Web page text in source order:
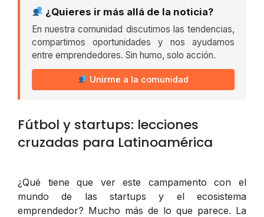
¿Quieres ir más allá de la noticia?
En nuestra comunidad discutimos las tendencias,
compartimos oportunidades y nos ayudamos
entre emprendedores. Sin humo, solo acción.
Unirme a la comunidad
Fútbol y startups: lecciones
cruzadas para Latinoamérica
¿Qué tiene que ver este campamento con el
mundo de las startups y el ecosistema
emprendedor? Mucho más de lo que parece. La